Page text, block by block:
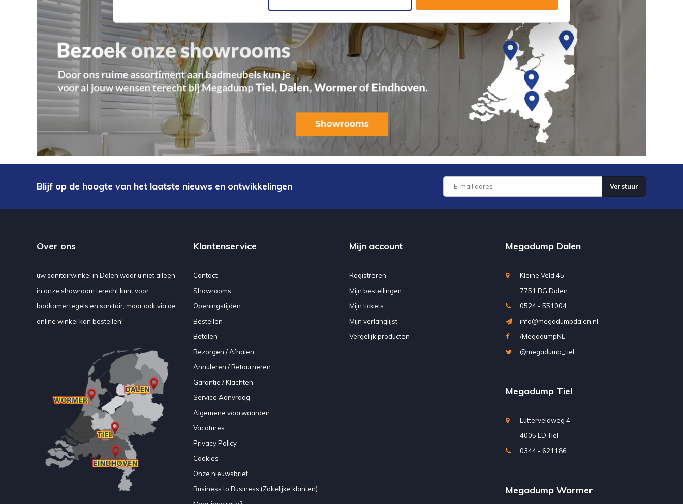
Blijf op de hoogte van het laatste nieuws en ontwikkelingen Verstuur
Over ons
uw sanitairwinkel in Dalen waar u niet alleen
in onze showroom terecht kunt voor
badkamertegels en sanitair, maar ook via de
online winkel kan bestellen!
Klantenservice
Contact
Showrooms
Openingstijden
Bestellen
Betalen
Bezorgen / Afhalen
Annuleren / Retourneren
Garantie / Klachten
Service Aanvraag
Algemene voorwaarden
Vacatures
Privacy Policy
Cookies
Onze nieuwsbrief
Business to Business (Zakelijke klanten)
Mijn account
Registreren
Mijn bestellingen
Mijn tickets
Mijn verlanglijst
Vergelijk producten
Megadump Dalen
Kleine Veld 45
7751 BG Dalen
0524 - 551004
info@megadumpdalen.nl
/MegadumpNL
@megadump_tiel
Megadump Tiel
Lutterveldweg 4
4005 LD Tiel
0344 - 621186
Megadump Wormer